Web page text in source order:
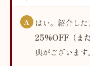
はい。紹介し
25%OFF（ま
典がございます。